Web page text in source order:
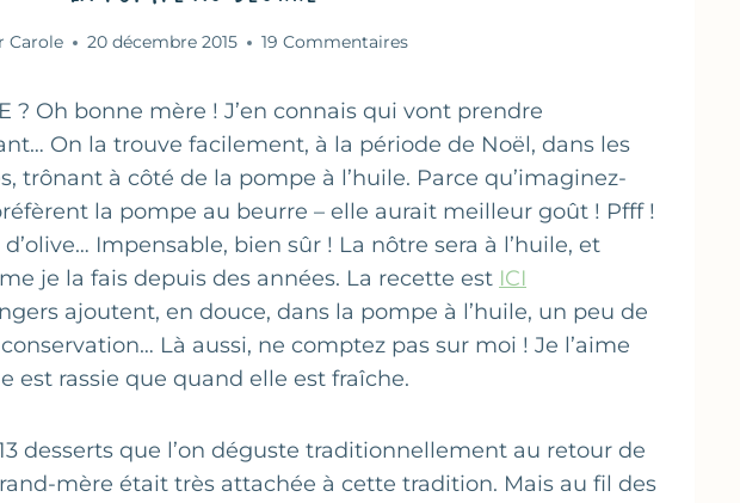
Carole 20 décembre 2015 19 Commentaires
? Oh bonne mère ! J’en connais qui vont prendre
On la trouve facilement, à la période de Noël, dans les
trônant à côté de la pompe à l’huile. Parce qu’imaginez-
la pompe au beurre – elle aurait meilleur goût ! Pfff !
Impensable, bien sûr ! La nôtre sera à l’huile, et
je la fais depuis des années. La recette est ICI
ajoutent, en douce, dans la pompe à l’huile, un peu de
Là aussi, ne comptez pas sur moi ! Je l’aime
est rassie que quand elle est fraîche.
desserts que l’on déguste traditionnellement au retour de
mère était très attachée à cette tradition. Mais au fil des